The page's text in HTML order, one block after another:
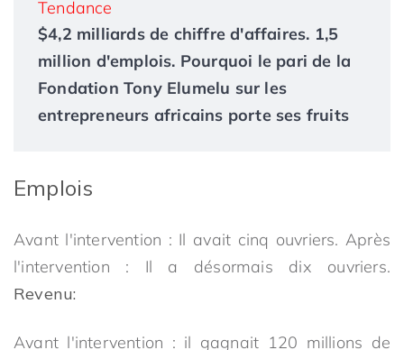
Tendance
$4,2 milliards de chiffre d'affaires. 1,5
million d'emplois. Pourquoi le pari de la
Fondation Tony Elumelu sur les
entrepreneurs africains porte ses fruits
Emplois
Avant l'intervention : Il avait cinq ouvriers. Après
l'intervention : Il a désormais dix ouvriers.
Revenu:
Avant l'intervention : il gagnait 120 millions de